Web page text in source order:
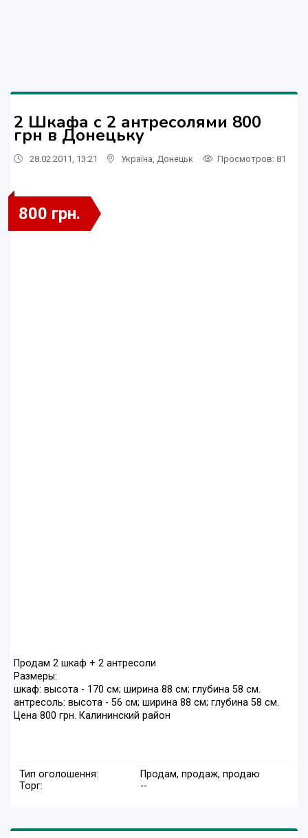
2 Шкафа с 2 антресолями 800
грн в Донецьку
28.02.2011, 13:21 Україна Донецьк Просмотров: 81
800 грн.
Продам 2 шкаф + 2 антресоли
Размеры:
шкаф: высота - 170 см; ширина 88 см; глубина 58 см.
антресоль: высота - 56 см; ширина 88 см; глубина 58 см.
Цена 800 грн. Калининский район
Тип оголошення:
Продам, продаж, продаю
Торг:
--